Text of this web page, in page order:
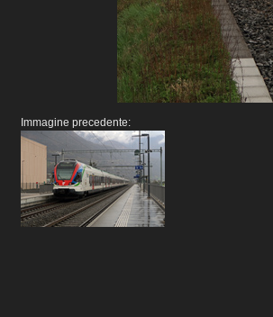
Immagine precedente: